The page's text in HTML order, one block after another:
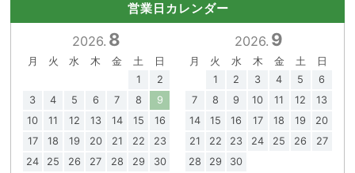
営業日カレンダー
2026. 8
月 火 水 木 金 土
日
1
2
3
4 5 6 7 8
9
10
11 12 13 14 15
16
17
18 19 20 21 22
23
24
25 26 27 28 29
30
2026. 9
月 火 水 木 金 土
日
1
2 3 4 5
6
7
8 9 10 11 12
13
14
15 16 17 18 19
20
21
22 23 24 25 26
27
28
29 30